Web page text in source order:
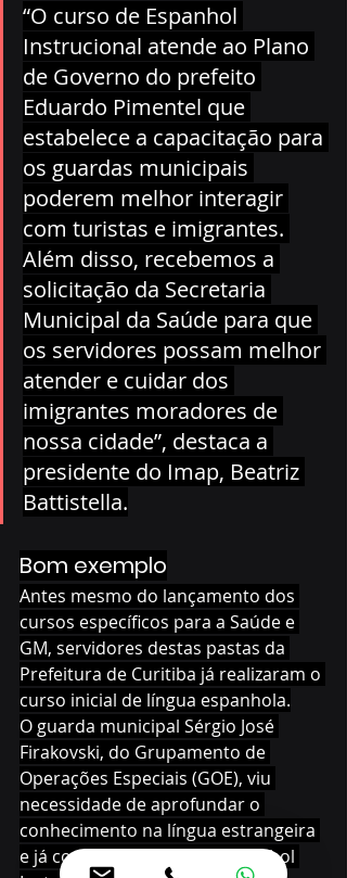
“O curso de Espanhol
Instrucional atende ao Plano
de Governo do prefeito
Eduardo Pimentel que
estabelece a capacitação para
os guardas municipais
poderem melhor interagir
com turistas e imigrantes.
Além disso, recebemos a
solicitação da Secretaria
Municipal da Saúde para que
os servidores possam melhor
atender e cuidar dos
imigrantes moradores de
nossa cidade”, destaca a
presidente do Imap, Beatriz
Battistella.
Bom exemplo
Antes mesmo do lançamento dos
cursos específicos para a Saúde e
GM, servidores destas pastas da
Prefeitura de Curitiba já realizaram o
curso inicial de língua espanhola.
O guarda municipal Sérgio José
Firakovski, do Grupamento de
Operações Especiais (GOE), viu
necessidade de aprofundar o
conhecimento na língua estrangeira
e já concluiu o Nível I de Espanhol